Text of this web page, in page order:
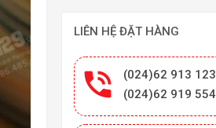
LIÊN HỆ ĐẶT HÀNG

(024)62 913 123
(024)62 919 554